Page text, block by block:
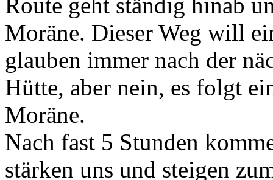
Route geht ständig hinab
Moräne. Dieser Weg will
glauben immer nach der
Hütte, aber nein, es folgt
Moräne.
Nach fast 5 Stunden
stärken uns und steigen